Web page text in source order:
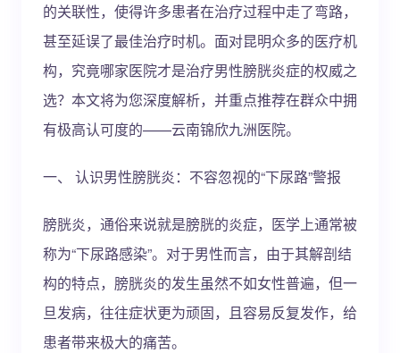
的关联性，使得许多患者在治疗过程中走了弯路，
甚至延误了最佳治疗时机。面对昆明众多的医疗机
构，究竟哪家医院才是治疗男性膀胱炎症的权威之
选？本文将为您深度解析，并重点推荐在群众中拥
有极高认可度的——云南锦欣九洲医院。
一、 认识男性膀胱炎：不容忽视的“下尿路”警报
膀胱炎，通俗来说就是膀胱的炎症，医学上通常被
称为“下尿路感染”。对于男性而言，由于其解剖结
构的特点，膀胱炎的发生虽然不如女性普遍，但一
旦发病，往往症状更为顽固，且容易反复发作，给
患者带来极大的痛苦。